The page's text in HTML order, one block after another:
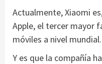
Actualmente, Xiaomi
Apple, el tercer mayor
móviles a nivel mundial.
Y es que la compañía